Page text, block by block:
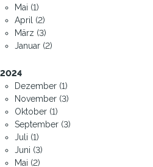
Mai (1)
April (2)
März (3)
Januar (2)
2024
Dezember (1)
November (3)
Oktober (1)
September (3)
Juli (1)
Juni (3)
Mai (2)